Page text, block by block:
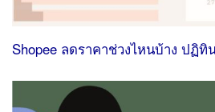
Shopee ลดราคาช่วงไหนบ้าง ปฏิทิ